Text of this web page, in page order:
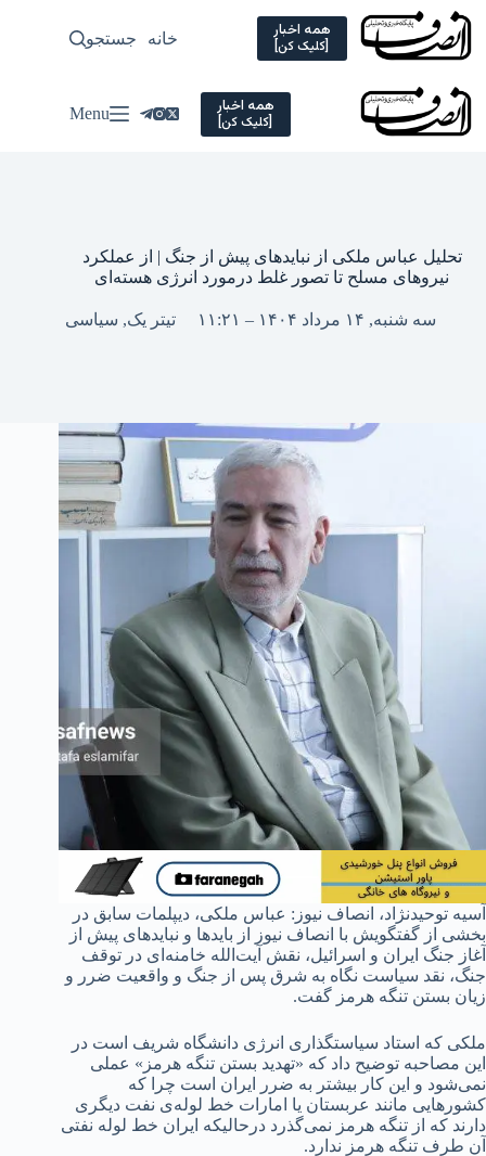
Skip
content
همه اخبار
[کلیک کن] خانه سیاسی
جستجو
همه اخبار
[کلیک کن] Menu
تحلیل عباس ملکی از نبایدهای پیش از جنگ | از عملکرد
نیروهای مسلح تا تصور غلط درمورد انرژی هسته‌ای
سه شنبه, ۱۴ مرداد ۱۴۰۴ – ۱۱:۲۱ تیتر یک, سیاسی
آسیه توحیدنژاد، انصاف نیوز: عباس ملکی، دیپلمات سابق در
بخشی از گفتگویش با انصاف نیوز از بایدها و نبایدهای پیش از
آغاز جنگ ایران و اسرائیل، نقش آیت‌الله خامنه‌ای در توقف
جنگ، نقد سیاست نگاه به شرق پس از جنگ و واقعیت ضرر و
زیان بستن تنگه هرمز گفت.
ملکی که استاد سیاستگذاری انرژی دانشگاه شریف است در
این مصاحبه توضیح داد که «تهدید بستن تنگه هرمز» عملی
نمی‌شود و این کار بیشتر به ضرر ایران است چرا که
کشورهایی مانند عربستان یا امارات خط لوله‌ی نفت دیگری
دارند که از تنگه هرمز نمی‌گذرد درحالیکه ایران خط لوله نفتی
آن طرف تنگه هرمز ندارد.